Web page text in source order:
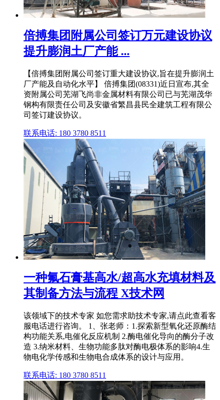
倍搏集团附属公司签订万元建设协议
提升膨润土厂产能 ...
【倍搏集团附属公司签订重大建设协议,旨在提升膨润土
厂产能及自动化水平】 倍搏集团(08331)近日宣布,其全
资附属公司芜湖飞尚非金属材料有限公司已与芜湖茂华
钢构有限责任公司及安徽省繁昌县民全建筑工程有限公
司签订建设协议。
联系电话: 180 3780 8511
一种氟石膏基高水/超高水充填材料及
其制备方法与流程 X技术网
该领域下的技术专家 如您需求助技术专家,请点此查看客
服电话进行咨询。 1、张老师：1.探索新型氧化还原酶结
构功能关系,电催化反应机制 2.酶电催化导向的酶分子改
造 3.纳米材料、生物功能多肽对酶电极体系的影响4.生
物电化学传感和生物电合成体系的设计与应用。
联系电话: 180 3780 8511